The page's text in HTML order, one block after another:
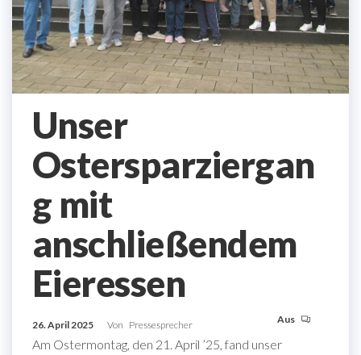
Unser
Ostersparziergan
g mit
anschließendem
Eieressen
26. April 2025 Von Pressesprecher Aus
Am Ostermontag, den 21. April ’25, fand unser